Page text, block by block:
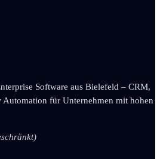
Software aus Bielefeld – CRM,
für Unternehmen mit hohen